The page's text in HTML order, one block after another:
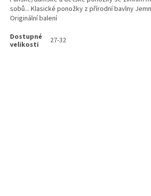
sobů... Klasické ponožky z přírodní bavlny
Originální balení
27-32